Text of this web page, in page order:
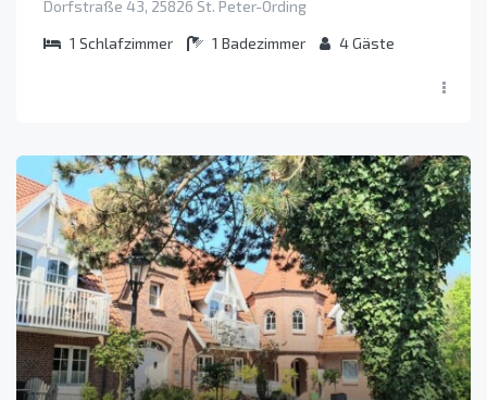
Dorfstraße 43, 25826 St. Peter-Ording
1 Schlafzimmer 1 Badezimmer 4Gäste